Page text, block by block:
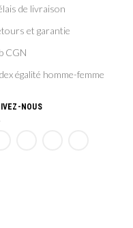
de livraison
et garantie
CGN
égalité homme-femme
NOUS